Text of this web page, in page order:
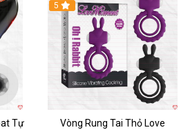
Tự
5
Vòng Rung Tai Thỏ Love